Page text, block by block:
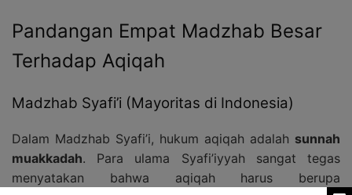
Pandangan Empat Madzhab Besar
Terhadap Aqiqah
Madzhab Syafi’i (Mayoritas di Indonesia)
Dalam Madzhab Syafi’i, hukum aqiqah adalah sunnah
muakkadah. Para ulama Syafi’iyyah sangat tegas
menyatakan bahwa aqiqah harus berupa